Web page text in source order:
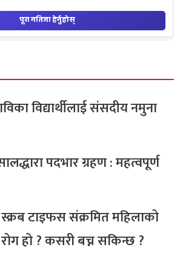
विद्यार्थीलाई संसदीय नमुना
पदभार ग्रहण : महत्वपूर्ण
टाइफस संक्रमित महिलाको
हो ? कसरी बच्न सकिन्छ ?